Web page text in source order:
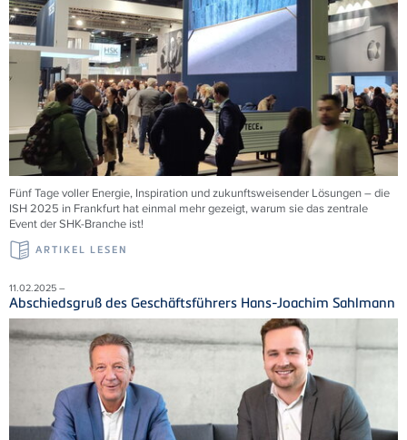
Fünf Tage voller Energie, Inspiration und zukunftsweisender Lösungen – die
ISH 2025 in Frankfurt hat einmal mehr gezeigt, warum sie das zentrale
Event der SHK-Branche ist!
ARTIKEL LESEN
11.02.2025 –
Abschiedsgruß des Geschäftsführers Hans-Joachim Sahlmann